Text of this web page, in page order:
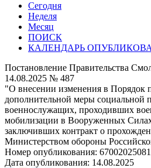
Сегодня
Неделя
Месяц
ПОИСК
КАЛЕНДАРЬ
Постановление Правительства
14.08.2025 № 487
"О внесении изменения в Порядок
дополнительной меры социальной
военнослужащих, проходивших
мобилизации в Вооруженных
заключивших контракт о
Министерством обороны
Номер опубликования:
Дата опубликования: 14.08.2025